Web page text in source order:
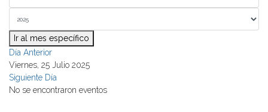
Ir al mes específico
Día Anterior
Viernes, 25 Julio 2025
Siguiente Día
No se encontraron eventos